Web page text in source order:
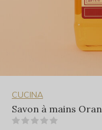
CUCINA
Savon à mains